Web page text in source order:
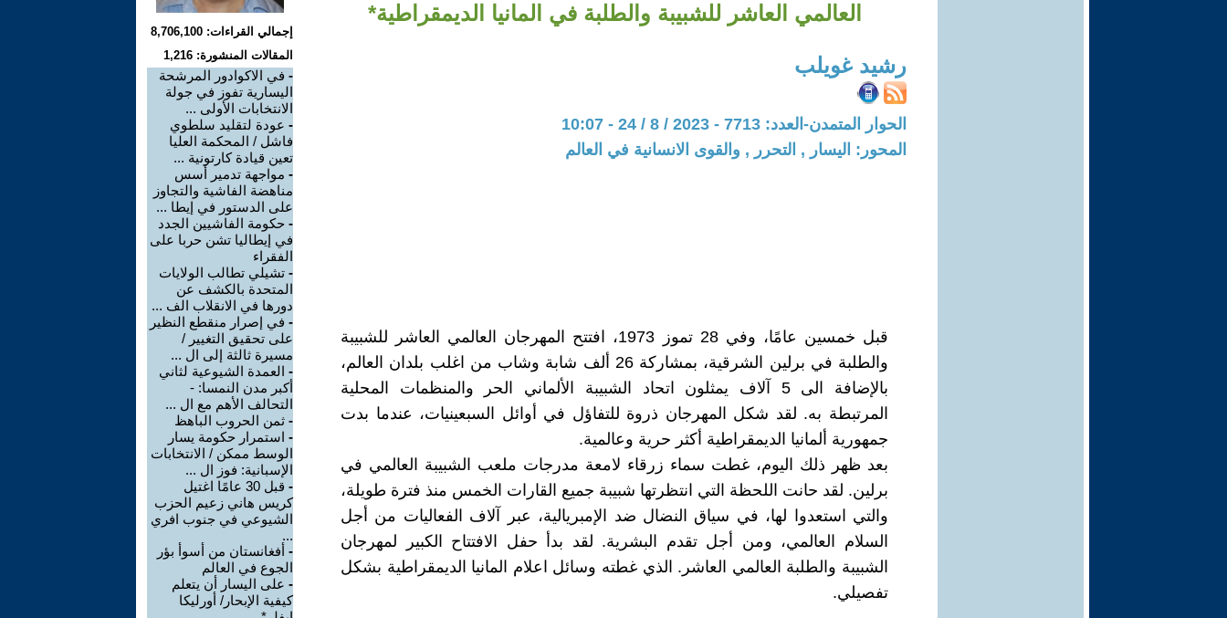
العالمي العاشر للشبيبة والطلبة في المانيا الديمقراطية*
رشيد غويلب
الحوار المتمدن-العدد: 7713 - 2023 / 8 / 24 - 10:07
المحور: اليسار , التحرر , والقوى الانسانية في العالم
قبل خمسين عامًا، وفي 28 تموز 1973، افتتح المهرجان العالمي العاشر للشبيبة
والطلبة في برلين الشرقية، بمشاركة 26 ألف شابة وشاب من اغلب بلدان العالم،
بالإضافة الى 5 آلاف يمثلون اتحاد الشبيبة الألماني الحر والمنظمات المحلية
المرتبطة به. لقد شكل المهرجان ذروة للتفاؤل في أوائل السبعينيات، عندما بدت
جمهورية ألمانيا الديمقراطية أكثر حرية وعالمية.
بعد ظهر ذلك اليوم، غطت سماء زرقاء لامعة مدرجات ملعب الشبيبة العالمي في
برلين. لقد حانت اللحظة التي انتظرتها شبيبة جميع القارات الخمس منذ فترة طويلة،
والتي استعدوا لها، في سياق النضال ضد الإمبريالية، عبر آلاف الفعاليات من أجل
السلام العالمي، ومن أجل تقدم البشرية. لقد بدأ حفل الافتتاح الكبير لمهرجان
الشبيبة والطلبة العالمي العاشر. الذي غطته وسائل اعلام المانيا الديمقراطية بشكل
تفصيلي.
إجمالي القراءات: 8,706,100
المقالات المنشورة: 1,216
- في الاكوادور المرشحة
اليسارية تفوز في جولة
الانتخابات الأولى ...
- عودة لتقليد سلطوي
فاشل / المحكمة العليا
تعين قيادة كارتونية ...
- مواجهة تدمير أسس
مناهضة الفاشية والتجاوز
على الدستور في إيطا ...
- حكومة الفاشيين الجدد
في إيطاليا تشن حربا على
الفقراء
- تشيلي تطالب الولايات
المتحدة بالكشف عن
دورها في الانقلاب الف ...
- في إصرار منقطع النظير
على تحقيق التغيير /
مسيرة ثالثة إلى ال ...
- العمدة الشيوعية لثاني
أكبر مدن النمسا: -
التحالف الأهم مع ال ...
- ثمن الحروب الباهظ
- استمرار حكومة يسار
الوسط ممكن / الانتخابات
الإسبانية: فوز ال ...
-
قبل 30 عامًا اغتيل
كريس هاني زعيم الحزب
الشيوعي في جنوب افري
...
- أفغانستان من أسوأ بؤر
الجوع في العالم
- على اليسار أن يتعلم
كيفية الإبحار/ أورليكا